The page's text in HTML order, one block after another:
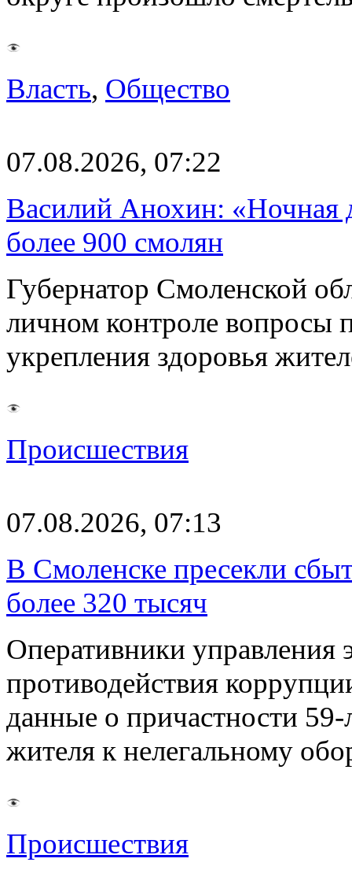
Власть, Общество
07.08.2026, 07:22
Василий Анохин: «Ночная
более 900 смолян
Губернатор Смоленской
личном контроле вопросы
укрепления здоровья
Происшествия
07.08.2026, 07:13
В Смоленске пресекли
более 320 тысяч
Оперативники управления
противодействия
данные о причастности 59-
жителя к нелегальному
Происшествия